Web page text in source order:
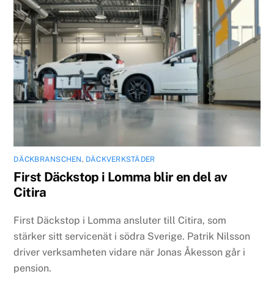
DÄCKBRANSCHEN, DÄCKVERKSTÄDER
First Däckstop i Lomma blir en del av
Citira
First Däckstop i Lomma ansluter till Citira, som
stärker sitt servicenät i södra Sverige. Patrik Nilsson
driver verksamheten vidare när Jonas Åkesson går i
pension.